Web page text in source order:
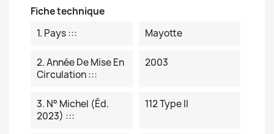
Fiche technique
1. Pays :::
Mayotte
2. Année De Mise En
Circulation :::
2003
3. N° Michel (éd.
2023) :::
112 Type II